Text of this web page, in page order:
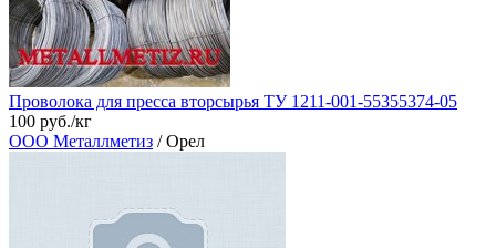
Проволока для пресса вторсырья ТУ 1211-001-55355374-05
100 руб./кг
ООО Металлметиз / Орел